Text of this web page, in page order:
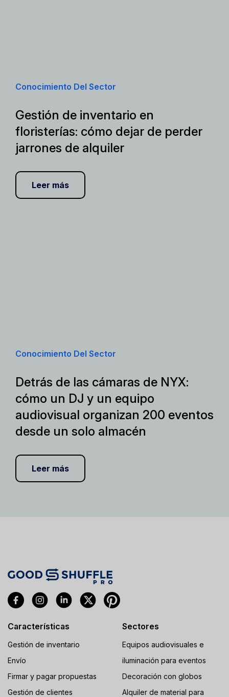
Conocimiento Del Sector
Gestión de inventario en
floristerías: cómo dejar de perder
jarrones de alquiler
Leer más
Conocimiento Del Sector
Detrás de las cámaras de NYX:
cómo un DJ y un equipo
audiovisual organizan 200 eventos
desde un solo almacén
Leer más
Características
Gestión de inventario
Envío
Firmar y pagar propuestas
Gestión de clientes
Sectores
Equipos audiovisuales e
iluminación para eventos
Decoración con globos
Alquiler de material para